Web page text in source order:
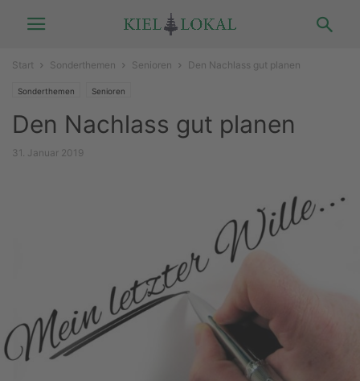
Start Sonderthemen Senioren Den Nachlass gut planen
Sonderthemen Senioren
Den Nachlass gut planen
31. Januar 2019